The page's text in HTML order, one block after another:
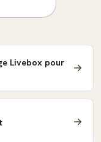
Livebox pour